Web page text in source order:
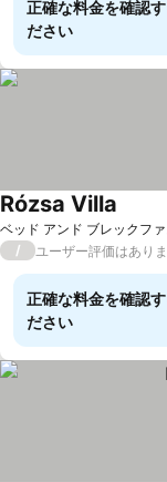
正確な料金を確認
ださい
ベッド アンド ブレックファ
Rózsa Villa
/ ユーザー評価はあり
正確な料金を確認
ださい